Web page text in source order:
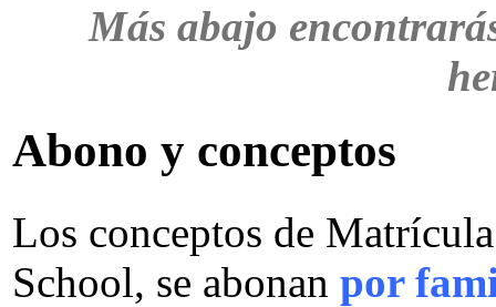
Más abajo
Abono y conceptos
Los conceptos de
School, se abonan por